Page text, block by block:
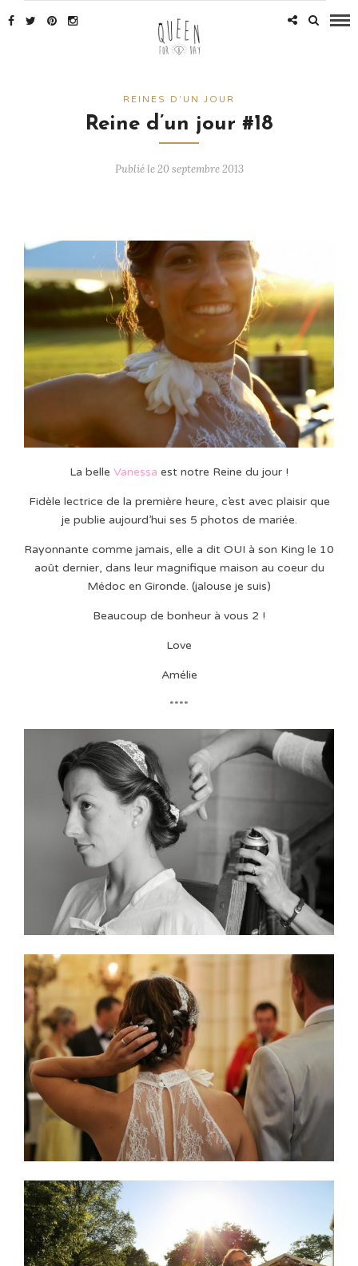
REINES D'UN JOUR
Reine d’un jour #18
Publié le 20 septembre 2013
La belle Vanessa est notre Reine du jour !
Fidèle lectrice de la première heure, c’est avec plaisir que
je publie aujourd’hui ses 5 photos de mariée.
Rayonnante comme jamais, elle a dit OUI à son King le 10
août dernier, dans leur magnifique maison au coeur du
Médoc en Gironde. (jalouse je suis)
Beaucoup de bonheur à vous 2 !
Love
Amélie
****